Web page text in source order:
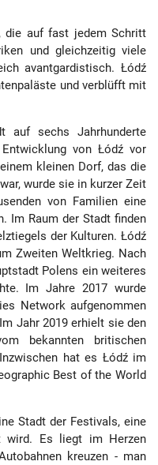
die auf fast jedem Schritt
und gleichzeitig viele
avantgardistisch. Łódź
und verblüfft mit
auf sechs Jahrhunderte
von Łódź vor
kleinen Dorf, das die
wurde sie in kurzer Zeit
von Familien eine
Im Raum der Stadt finden
der Kulturen. Łódź
Zweiten Weltkrieg. Nach
Polens ein weiteres
Im Jahre 2017 wurde
Network aufgenommen
Jahr 2019 erhielt sie den
bekannten britischen
hat es Łódź im
Best of the World
Stadt der Festivals, eine
wird. Es liegt im Herzen
kreuzen - man